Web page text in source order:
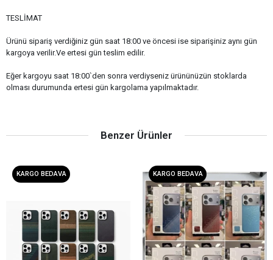
TESLİMAT
Ürünü sipariş verdiğiniz gün saat 18:00 ve öncesi ise siparişiniz aynı gün
kargoya verilir.Ve ertesi gün teslim edilir.
Eğer kargoyu saat 18:00`den sonra verdiyseniz ürününüzün stoklarda
olması durumunda ertesi gün kargolama yapılmaktadır.
Benzer Ürünler
KARGO BEDAVA KARGO BEDAVA